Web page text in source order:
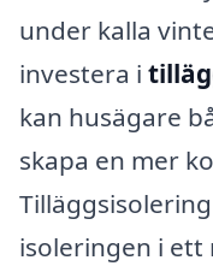
under kalla
investera i
kan husägare
skapa en mer
isoleringen i ett